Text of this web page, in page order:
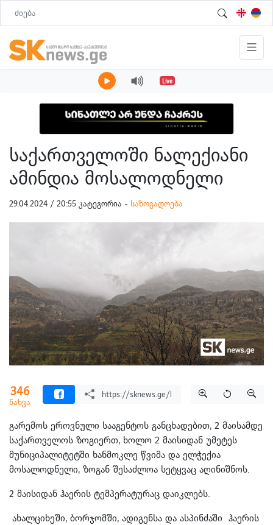
Live
საქართველოში ნალექიანი
ამინდია მოსალოდნელი
29.04.2024 / 20:55 კატეგორია - საზოგადოება
346
ნახვა
გარემოს ეროვნული სააგენტოს განცხადებით, 2 მაისამდე
საქართველოს ზოგიერთ, ხოლო 2 მაისიდან უმეტეს
მუნიციპალიტეტში ხანმოკლე წვიმა და ელჭექია
მოსალოდნელი, ზოგან შესაძლოა სეტყვაც აღინიშნოს.
2 მაისიდან ჰაერის ტემპერატურაც დაიკლებს.
ახალციხეში, ბორჯომში, ადიგენსა და ასპინძაში ჰაერის